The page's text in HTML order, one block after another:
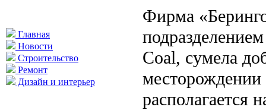
Главная
Новости
Строительство
Ремонт
Дизайн и интерьер
Фирма
Coal, сумела
располагается